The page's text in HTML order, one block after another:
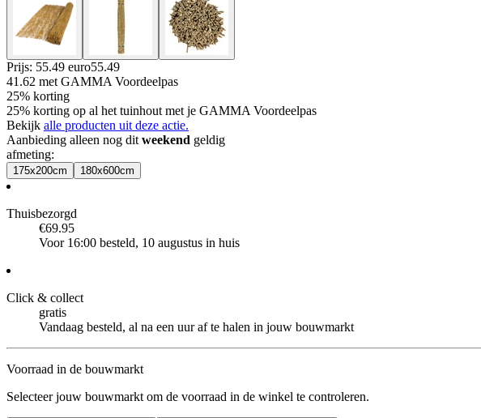
Prijs: 55.49 euro55.49
41.62 met GAMMA Voordeelpas
25% korting
25% korting op al het tuinhout met je GAMMA Voordeelpas
Bekijk alle producten uit deze actie.
Aanbieding alleen nog dit weekend geldig
afmeting:
175x200cm 180x600cm
Thuisbezorgd
€69.95
Voor 16:00 besteld, 10 augustus in huis
Click & collect
gratis
Vandaag besteld, al na een uur af te halen in jouw bouwmarkt
Voorraad in de bouwmarkt
Selecteer jouw bouwmarkt om de voorraad in de winkel te controleren.